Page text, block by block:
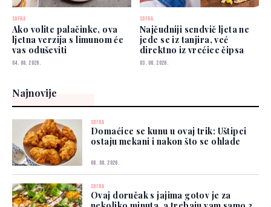
SOFRA
Ako volite palačinke, ova
ljetna verzija s limunom će
vas oduševiti
04. 08. 2026.
SOFRA
Najčudniji sendvič ljeta ne
jede se iz tanjira, već
direktno iz vrećice čipsa
03. 08. 2026.
Najnovije
SOFRA
Domaćice se kunu u ovaj trik: Uštipci
ostaju mekani i nakon što se ohlade
08. 08. 2026.
SOFRA
Ovaj doručak s jajima gotov je za